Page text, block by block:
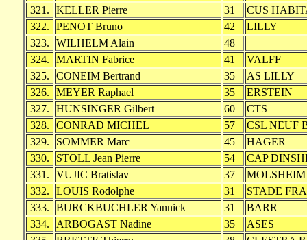
321.
KELLER Pierre 31
CUS
322.
PENOT Bruno 42
LILLY
323.
WILHELM Alain
48
324.
MARTIN Fabrice 41
VALFF
325.
CONEIM Bertrand 35
AS LILLY
326.
MEYER Raphael 35
ERSTEIN
327.
HUNSINGER Gilbert 60
CTS
328.
CONRAD MICHEL 57
CSL NEUF
329.
SOMMER Marc 45
HAGER
330.
STOLL Jean Pierre 54
CAP
331.
VUJIC Bratislav 37
MOLSHEIM
332.
LOUIS Rodolphe 31
STADE
333.
BURCKBUCHLER Yannick 31
BARR
334.
ARBOGAST Nadine 35
ASES